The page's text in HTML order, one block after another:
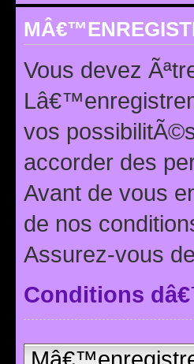
Vous devez
vos
accorder des
Avant de vous
de nos
Assurez-vous
Conditions